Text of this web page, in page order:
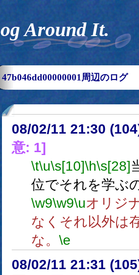
Log Around It.
47b046dd00000001周辺のログ
08/02/11 21:30
意: 1]
\t\u\s[10]\h\s[28]
位でそれを学ぶ
\w9\w9\uオリジ
なくそれ以外は
な。 \e
08/02/11 21:31